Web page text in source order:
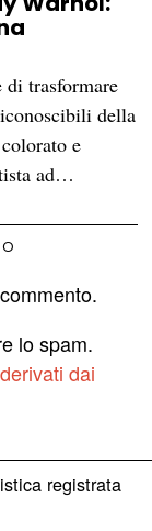
di trasformare
della
e
ad…
lo spam.
dai
registrata